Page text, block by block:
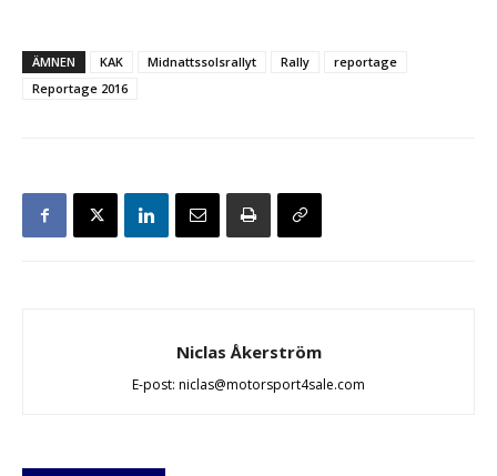
ÄMNEN KAK Midnattssolsrallyt Rally
reportage
Reportage 2016
Niclas Åkerström
E-post: niclas@motorsport4sale.com